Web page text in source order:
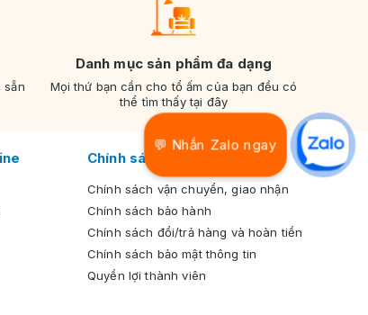
💬 Nhắn Zalo ngay
sẵn
Danh mục sản phẩm đa dạng
Mọi thứ bạn cần cho tổ ấm của bạn đều có
thể tìm thấy tại đây
Chính sách chung
Chính sách vận chuyển, giao nhận
Chính sách bảo hành
Chính sách đổi/trả hàng và hoàn tiền
Chính sách bảo mật thông tin
Quyền lợi thành viên